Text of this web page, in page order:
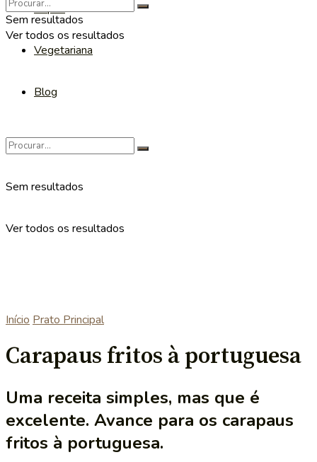
Sopas
Vegetariana
Blog
Sem resultados
Ver todos os resultados
Sem resultados
Ver todos os resultados
Início Prato Principal
Carapaus fritos à portuguesa
Uma receita simples, mas que é
excelente. Avance para os carapaus
fritos à portuguesa.